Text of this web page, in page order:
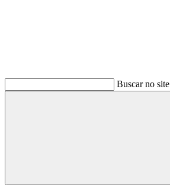
Buscar no site
Buscar